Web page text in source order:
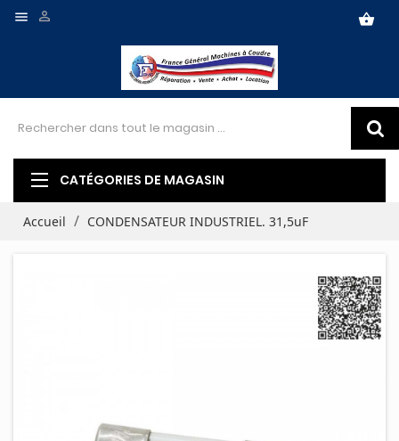
 shopping_basket

CATÉGORIES DE MAGASIN
Accueil CONDENSATEUR INDUSTRIEL. 31,5uF